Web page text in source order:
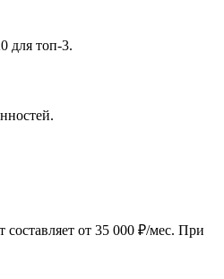
для топ-3.
от 35 000 ₽/мес. При